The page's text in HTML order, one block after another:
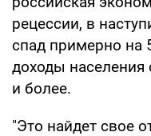
рецессии, в
спад примерно на
доходы населения
и более.
"Это найдет свое